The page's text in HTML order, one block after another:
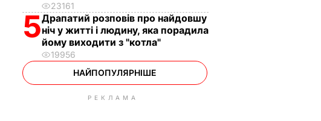
23161
5Драпатий розповів про найдовшу
ніч у житті і людину, яка порадила
йому виходити з "котла"
19956
НАЙПОПУЛЯРНІШЕ
РЕКЛАМА